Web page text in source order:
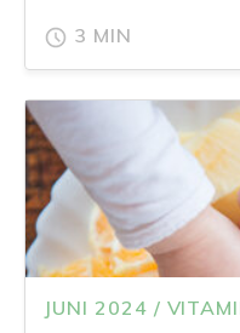
3 MIN
JUNI 2024 /